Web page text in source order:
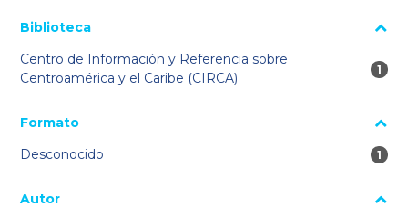
Biblioteca
Centro de Información y Referencia sobre
Centroamérica y el Caribe (CIRCA)
1
1
Formato
Desconocido
1
1
Autor